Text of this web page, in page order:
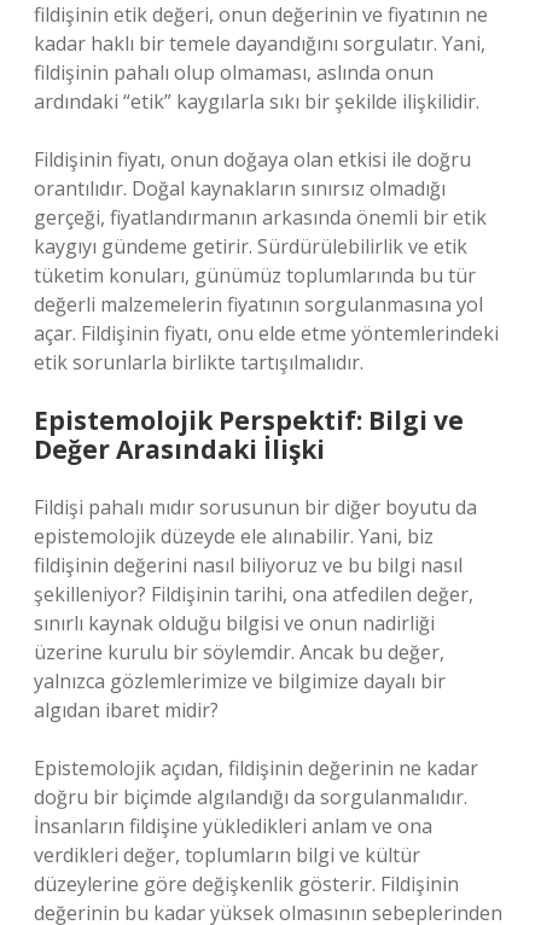
fildişinin etik değeri, onun değerinin ve fiyatının ne
kadar haklı bir temele dayandığını sorgulatır. Yani,
fildişinin pahalı olup olmaması, aslında onun
ardındaki “etik” kaygılarla sıkı bir şekilde ilişkilidir.
Fildişinin fiyatı, onun doğaya olan etkisi ile doğru
orantılıdır. Doğal kaynakların sınırsız olmadığı
gerçeği, fiyatlandırmanın arkasında önemli bir etik
kaygıyı gündeme getirir. Sürdürülebilirlik ve etik
tüketim konuları, günümüz toplumlarında bu tür
değerli malzemelerin fiyatının sorgulanmasına yol
açar. Fildişinin fiyatı, onu elde etme yöntemlerindeki
etik sorunlarla birlikte tartışılmalıdır.
Epistemolojik Perspektif: Bilgi ve
Değer Arasındaki İlişki
Fildişi pahalı mıdır sorusunun bir diğer boyutu da
epistemolojik düzeyde ele alınabilir. Yani, biz
fildişinin değerini nasıl biliyoruz ve bu bilgi nasıl
şekilleniyor? Fildişinin tarihi, ona atfedilen değer,
sınırlı kaynak olduğu bilgisi ve onun nadirliği
üzerine kurulu bir söylemdir. Ancak bu değer,
yalnızca gözlemlerimize ve bilgimize dayalı bir
algıdan ibaret midir?
Epistemolojik açıdan, fildişinin değerinin ne kadar
doğru bir biçimde algılandığı da sorgulanmalıdır.
İnsanların fildişine yükledikleri anlam ve ona
verdikleri değer, toplumların bilgi ve kültür
düzeylerine göre değişkenlik gösterir. Fildişinin
değerinin bu kadar yüksek olmasının sebeplerinden